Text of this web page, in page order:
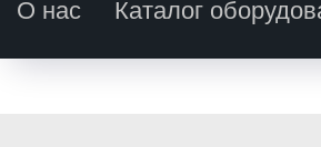
О нас Каталог